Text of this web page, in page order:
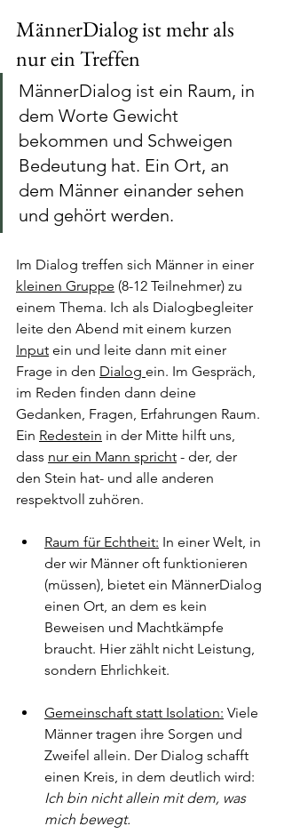
MännerDialog ist mehr als
nur ein Treffen
MännerDialog ist ein Raum, in
dem Worte Gewicht
bekommen und Schweigen
Bedeutung hat. Ein Ort, an
dem Männer einander sehen
und gehört werden.
Im Dialog treffen sich Männer in einer
kleinen Gruppe (8-12 Teilnehmer) zu
einem Thema. Ich als Dialogbegleiter
leite den Abend mit einem kurzen
Input ein und leite dann mit einer
Frage in den Dialog ein. Im Gespräch,
im Reden finden dann deine
Gedanken, Fragen, Erfahrungen Raum.
Ein Redestein in der Mitte hilft uns,
dass nur ein Mann spricht - der, der
den Stein hat- und alle anderen
respektvoll zuhören.
Raum für Echtheit: In einer Welt, in
der wir Männer oft funktionieren
(müssen), bietet ein MännerDialog
einen Ort, an dem es kein
Beweisen und Machtkämpfe
braucht. Hier zählt nicht Leistung,
sondern Ehrlichkeit.
Gemeinschaft statt Isolation: Viele
Männer tragen ihre Sorgen und
Zweifel allein. Der Dialog schafft
einen Kreis, in dem deutlich wird:
Ich bin nicht allein mit dem, was
mich bewegt.